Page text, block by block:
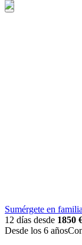
Sumérgete en
12 días desde 1850
Desde los 6 años